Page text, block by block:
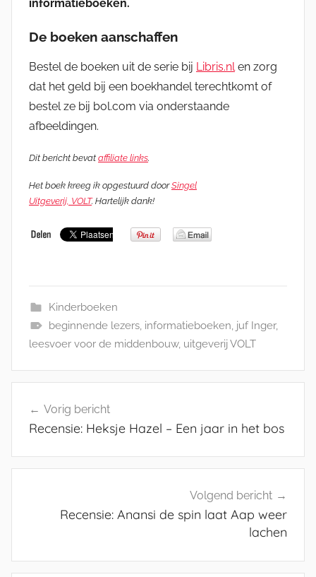
informatieboeken.
De boeken aanschaffen
Bestel de boeken uit de serie bij Libris.nlen zorg
dat het geld bij een boekhandel terechtkomt of
bestel ze bij bol.com via onderstaande
afbeeldingen.
Dit bericht bevat affiliate links.
Het boek kreeg ik opgestuurd doorSingel
Uitgeverij, VOLT. Hartelijk dank!
Kinderboeken
beginnende lezers, informatieboeken, juf Inger,
leesvoer voor de middenbouw, uitgeverij VOLT
navigatie
Vorig bericht
Recensie: Heksje Hazel – Een jaar in het bos
Volgend bericht
Recensie: Anansi de spin laat Aap weer
lachen